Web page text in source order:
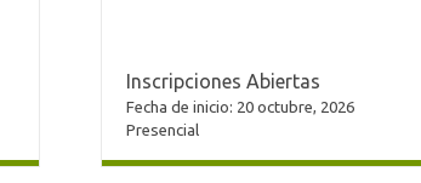
Inscripciones Abiertas
Fecha de inicio: 20 octubre, 2026
Presencial